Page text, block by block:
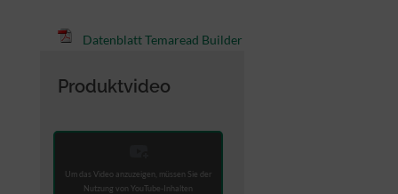
Datenblatt Temaread Builder
Produktvideo
Um das Video anzuzeigen, müssen Sie der
Nutzung von YouTube-Inhalten